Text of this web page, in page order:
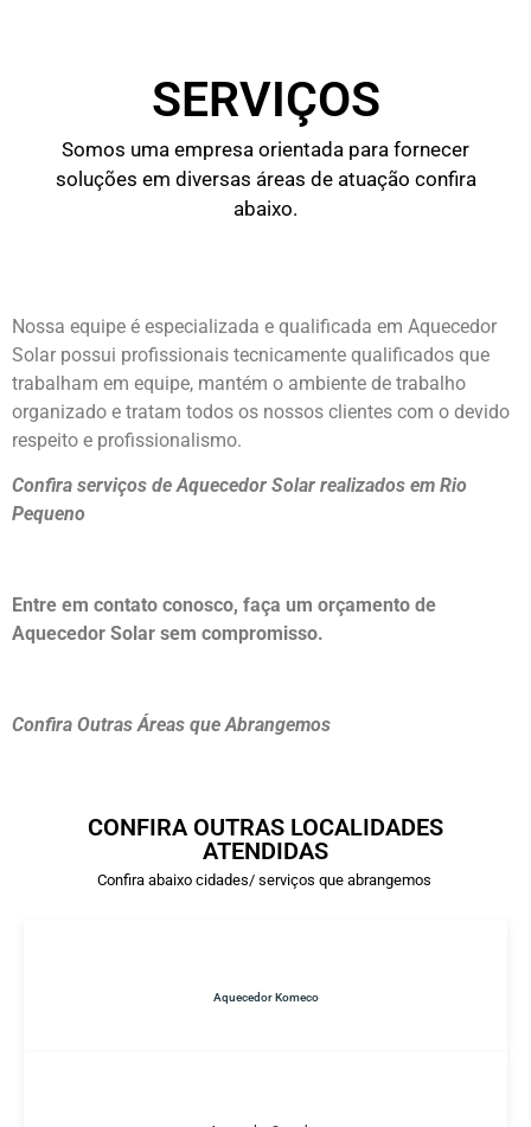
SERVIÇOS
Somos uma empresa orientada para fornecer
soluções em diversas áreas de atuação confira
abaixo.
Nossa equipe é especializada e qualificada em Aquecedor
Solar possui profissionais tecnicamente qualificados que
trabalham em equipe, mantém o ambiente de trabalho
organizado e tratam todos os nossos clientes com o devido
respeito e profissionalismo.
Confira serviços de Aquecedor Solar realizados em Rio
Pequeno
Entre em contato conosco, faça um orçamento de
Aquecedor Solar sem compromisso.
Confira Outras Áreas que Abrangemos
CONFIRA OUTRAS LOCALIDADES
ATENDIDAS
Confira abaixo cidades/ serviços que abrangemos
Aquecedor Komeco